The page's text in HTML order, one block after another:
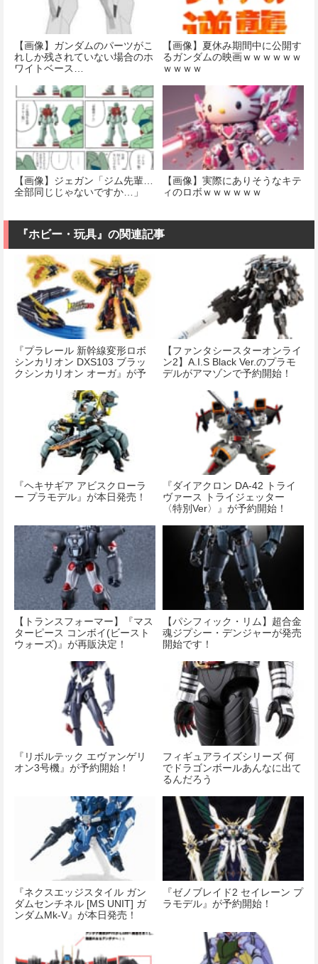
【画像】ガンダムのパーツがこ
れしか残されていない場合のホ
ワイトベース…
【画像】夏休み期間中に公開す
るガンダムの映画ｗｗｗｗｗｗ
ｗｗｗｗ
【画像】ジェガン「ジム先輩…
全部同じじゃないですか…」
【画像】実際にありそうなキテ
ィのロボｗｗｗｗｗｗ
『ホビー・玩具』の関連記事
『プラレール 新幹線変形ロボ
シンカリオン DXS103 ブラッ
クシンカリオン オーガ』が予
【ファンタシースターオンライ
ン2】A.I.S Black Ver.のプラモ
デルがアマゾンで予約開始！
『ヘキサギア アビスクローラ
ー プラモデル』が本日発売！
『ダイアクロン DA-42 トライ
ヴァース トライジェッター
〈特別Ver〉』が予約開始！
【トランスフォーマー】『マス
ターピース コンボイ(ビースト
ウォーズ)』が再販決定！
【パシフィック・リム】超合金
魂ジプシー・デンジャーが発売
開始です！
『リボルテック エヴァンゲリ
オン3号機』が予約開始！
フィギュアライズシリーズ 何
でドラゴンボールあんなに出て
るんだろう
『ネクスエッジスタイル ガン
ダムセンチネル [MS UNIT] ガ
ンダムMk-V』が本日発売！
『ゼノブレイド2 セイレーン プ
ラモデル』が予約開始！